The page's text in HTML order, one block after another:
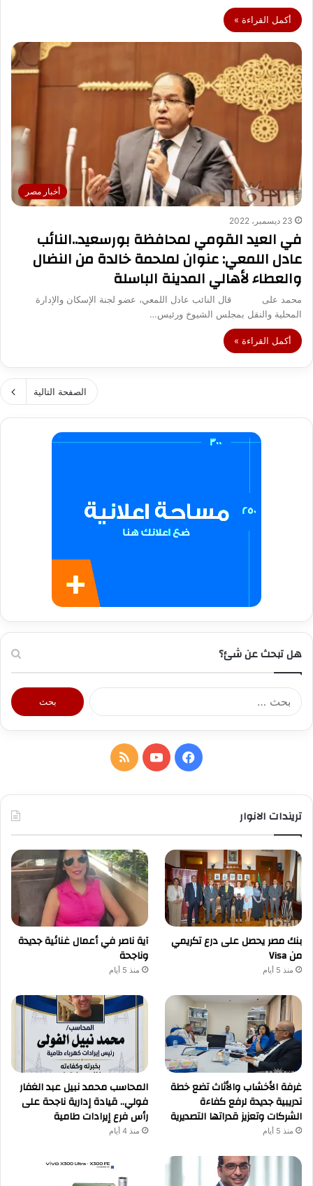
أكمل القراءة »
أخبار مصر
23 ديسمبر، 2022
في العيد القومي لمحافظة بورسعيد..النائب
عادل اللمعي: عنوان لملحمة خالدة من النضال
والعطاء لأهالي المدينة الباسلة
محمد على قال النائب عادل اللمعي، عضو لجنة الإسكان والإدارة
المحلية والنقل بمجلس الشيوخ ورئيس…
أكمل القراءة »
الصفحة التالية
هل تبحث عن شئ؟
البحث
عن:
فيسبوكيوتيوبملخص
تريندات الانوار
بنك مصر يحصل على درع تكريمي
من Visa
منذ 5 أيام
آية ناصر في أعمال غنائية جديدة
وناجحة
منذ 5 أيام
غرفة الأخشاب والأثاث تضع خطة
تدريبية جديدة لرفع كفاءة
الشركات وتعزيز قدراتها التصديرية
منذ 5 أيام
المحاسب محمد نبيل عبد الغفار
فولي.. قيادة إدارية ناجحة على
رأس فرع إيرادات طامية
منذ 4 أيام